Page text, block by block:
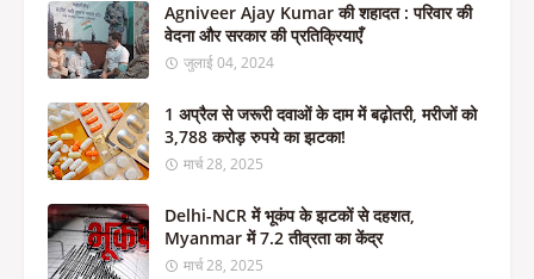
Agniveer Ajay Kumar की शहादत : परिवार की
वेदना और सरकार की प्रतिक्रियाएँ
जुलाई 04, 2024
1 अप्रैल से जरूरी दवाओं के दाम में बढ़ोतरी, मरीजों को
3,788 करोड़ रुपये का झटका!
मार्च 28, 2025
Delhi-NCR में भूकंप के झटकों से दहशत,
Myanmar में 7.2 तीव्रता का केंद्र
मार्च 28, 2025